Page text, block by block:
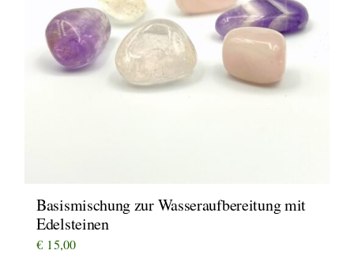
Basismischung zur Wasseraufbereitung mit
Edelsteinen
€ 15,00